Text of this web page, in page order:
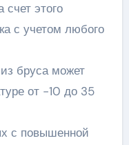
этого
с учетом любого
бруса может
от -10 до 35
с повышенной